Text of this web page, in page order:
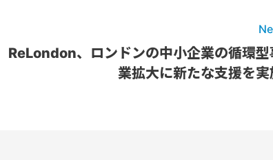
ReLondon、ロンドンの中小企業の循環型
業拡大に新たな支援を実